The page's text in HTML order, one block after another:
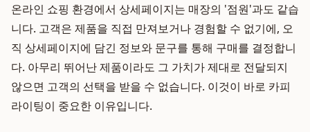
온라인 쇼핑 환경에서 상세페이지는 매장의 '점원'과도 같습
니다. 고객은 제품을 직접 만져보거나 경험할 수 없기에, 오
직 상세페이지에 담긴 정보와 문구를 통해 구매를 결정합니
다. 아무리 뛰어난 제품이라도 그 가치가 제대로 전달되지
않으면 고객의 선택을 받을 수 없습니다. 이것이 바로 카피
라이팅이 중요한 이유입니다.